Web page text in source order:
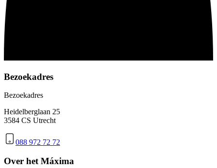
Bezoekadres
Bezoekadres
Heidelberglaan 25
3584 CS Utrecht
088 972 72 72
Over het Máxima